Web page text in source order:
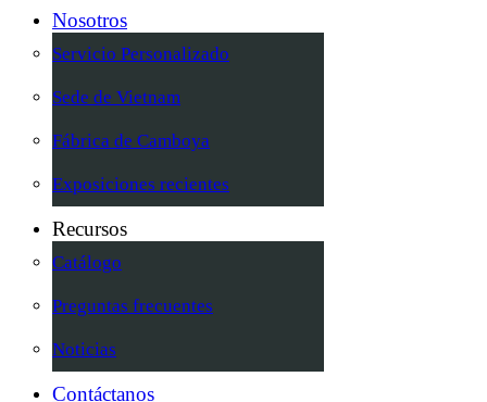
Nosotros
Servicio Personalizado
Sede de Vietnam
Fábrica de Camboya
Exposiciones recientes
Recursos
Catálogo
Preguntas frecuentes
Noticias
Contáctanos